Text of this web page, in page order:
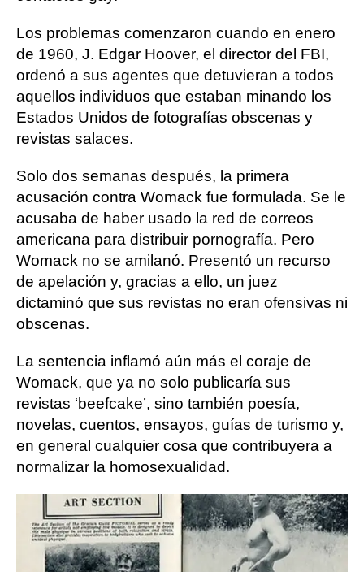
Los problemas comenzaron cuando en enero
de 1960, J. Edgar Hoover, el director del FBI,
ordenó a sus agentes que detuvieran a todos
aquellos individuos que estaban minando los
Estados Unidos de fotografías obscenas y
revistas salaces.
Solo dos semanas después, la primera
acusación contra Womack fue formulada. Se le
acusaba de haber usado la red de correos
americana para distribuir pornografía. Pero
Womack no se amilanó. Presentó un recurso
de apelación y, gracias a ello, un juez
dictaminó que sus revistas no eran ofensivas ni
obscenas.
La sentencia inflamó aún más el coraje de
Womack, que ya no solo publicaría sus
revistas ‘beefcake’, sino también poesía,
novelas, cuentos, ensayos, guías de turismo y,
en general cualquier cosa que contribuyera a
normalizar la homosexualidad.